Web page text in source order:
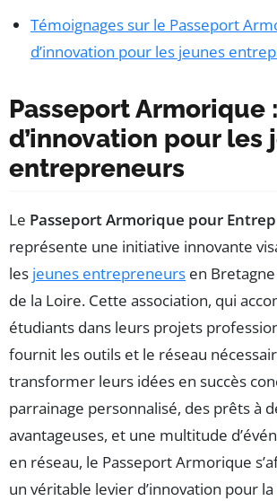
Témoignages sur le Passeport
d’innovation pour les jeunes
Passeport Armorique
d’innovation pour les
entrepreneurs
Le Passeport Armorique pour
représente une initiative innovante
les jeunes entrepreneurs en
de la Loire. Cette association, qui
étudiants dans leurs projets
fournit les outils et le réseau
transformer leurs idées en succès
parrainage personnalisé, des prêts à
avantageuses, et une multitude
en réseau, le Passeport Armorique
un véritable levier d’innovation pour